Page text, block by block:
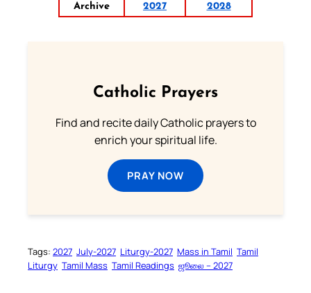
Archive
2027 2028
Catholic Prayers
Find and recite daily Catholic prayers to
enrich your spiritual life.
PRAY NOW
Tags: 2027 July-2027 Liturgy-2027 Mass in Tamil Tamil
Liturgy Tamil Mass Tamil Readings ஜூலை – 2027